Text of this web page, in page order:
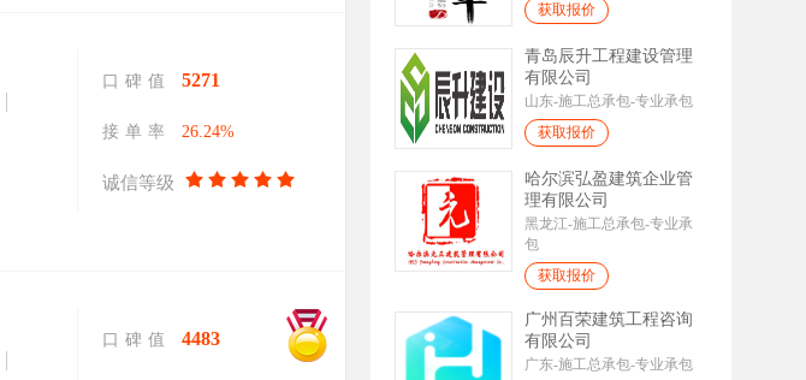
口碑值 5271
接单率 26.24%
诚信等级
口碑值 4483
获取报价
青岛辰升工程建设管理
有限公司
山东-施工总承包-专业承包
获取报价
哈尔滨弘盈建筑企业管
理有限公司
黑龙江-施工总承包-专业承
包
获取报价
广州百荣建筑工程咨询
有限公司
广东-施工总承包-专业承包